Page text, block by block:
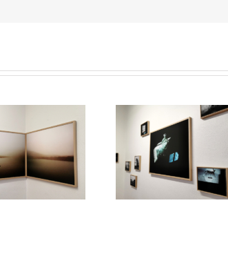
Le Murmure des Égarés /
des Photographes Voyageurs
/ Paris Novembre-décembre
2024
Le Murmure des
Réseau Lux # 1 /
des Photographes
/ Paris Novembre-
2024